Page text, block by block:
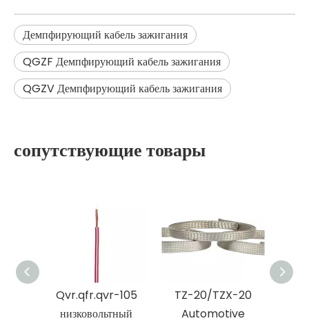
Демпфирующий кабель зажигания
QGZF Демпфирующий кабель зажигания
QGZV Демпфирующий кабель зажигания
сопутствующие товары
Qvr.qfr.qvr-105
низковольтный
TZ-20/TZX-20
Automotive